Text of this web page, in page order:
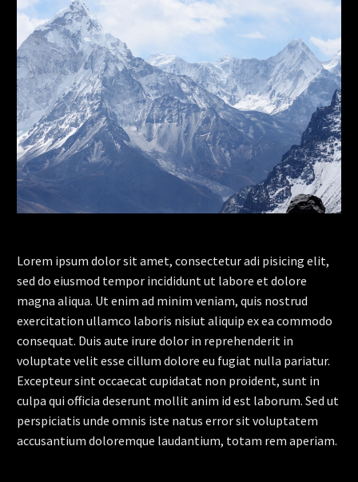
Lorem ipsum dolor sit amet, consectetur adi pisicing elit,
sed do eiusmod tempor incididunt ut labore et dolore
magna aliqua. Ut enim ad minim veniam, quis nostrud
exercitation ullamco laboris nisiut aliquip ex ea commodo
consequat. Duis aute irure dolor in reprehenderit in
voluptate velit esse cillum dolore eu fugiat nulla pariatur.
Excepteur sint occaecat cupidatat non proident, sunt in
culpa qui officia deserunt mollit anim id est laborum. Sed ut
perspiciatis unde omnis iste natus error sit voluptatem
accusantium doloremque laudantium, totam rem aperiam.